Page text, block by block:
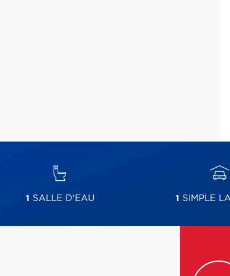
1 SALLE D'EAU 1 SIMPLE